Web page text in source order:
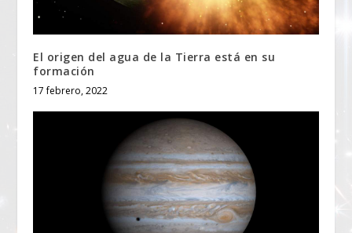
El origen del agua de la Tierra está en su
formación
17 febrero, 2022